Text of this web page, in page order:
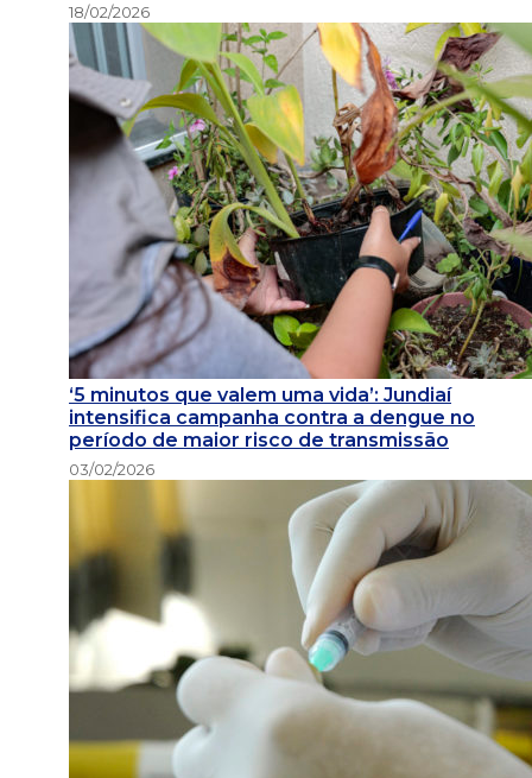
18/02/2026
‘5 minutos que valem uma vida’: Jundiaí
intensifica campanha contra a dengue no
período de maior risco de transmissão
03/02/2026